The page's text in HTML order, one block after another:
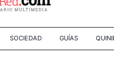
SOCIEDAD GUÍAS